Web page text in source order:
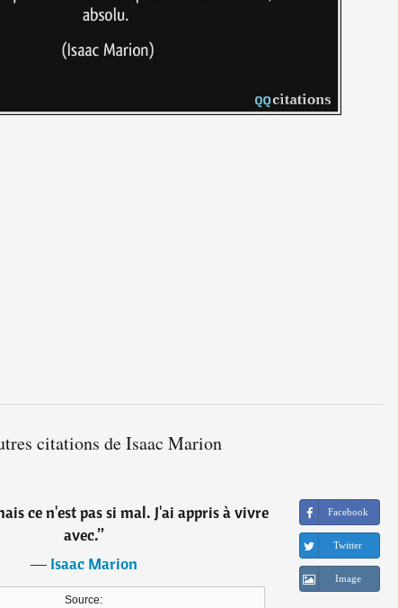
citations de Isaac Marion
ce n'est pas si mal. J'ai appris à vivre
avec.”
―Isaac Marion
Source:
Facebook
Twitter
Image